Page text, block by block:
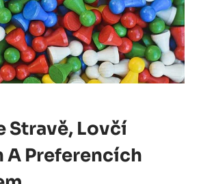
Stravě, Lovčí
A Preferencích